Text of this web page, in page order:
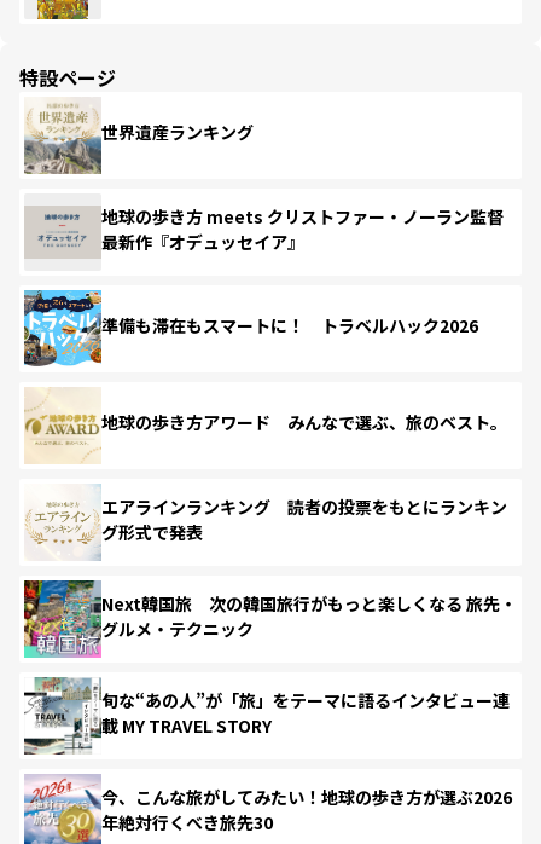
特設ページ
世界遺産ランキング
地球の歩き方 meets クリストファー・ノーラン監督
最新作『オデュッセイア』
準備も滞在もスマートに！ トラベルハック2026
地球の歩き方アワード みんなで選ぶ、旅のベスト。
エアラインランキング 読者の投票をもとにランキン
グ形式で発表
Next韓国旅 次の韓国旅行がもっと楽しくなる 旅先・
グルメ・テクニック
旬な“あの人”が「旅」をテーマに語るインタビュー連
載 MY TRAVEL STORY
今、こんな旅がしてみたい！地球の歩き方が選ぶ2026
年絶対行くべき旅先30